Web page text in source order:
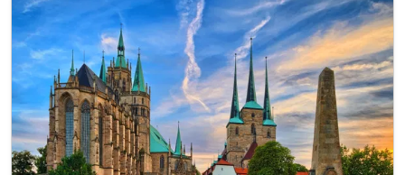
inkl. Nutzung des Fitnessbereichs
inkl. Voucher im Hotelshop
inkl. late check out bis 14 Uhr,*
inkl. W-Lan
* auf Anfrage und nach Verfügbarkeit